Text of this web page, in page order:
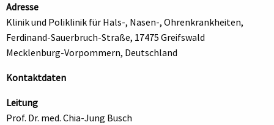
Adresse
Klinik und Poliklinik für Hals-, Nasen-, Ohrenkrankheiten,
Ferdinand-Sauerbruch-Straße, 17475 Greifswald
Mecklenburg-Vorpommern, Deutschland
Kontaktdaten
Leitung
Prof. Dr. med. Chia-Jung Busch